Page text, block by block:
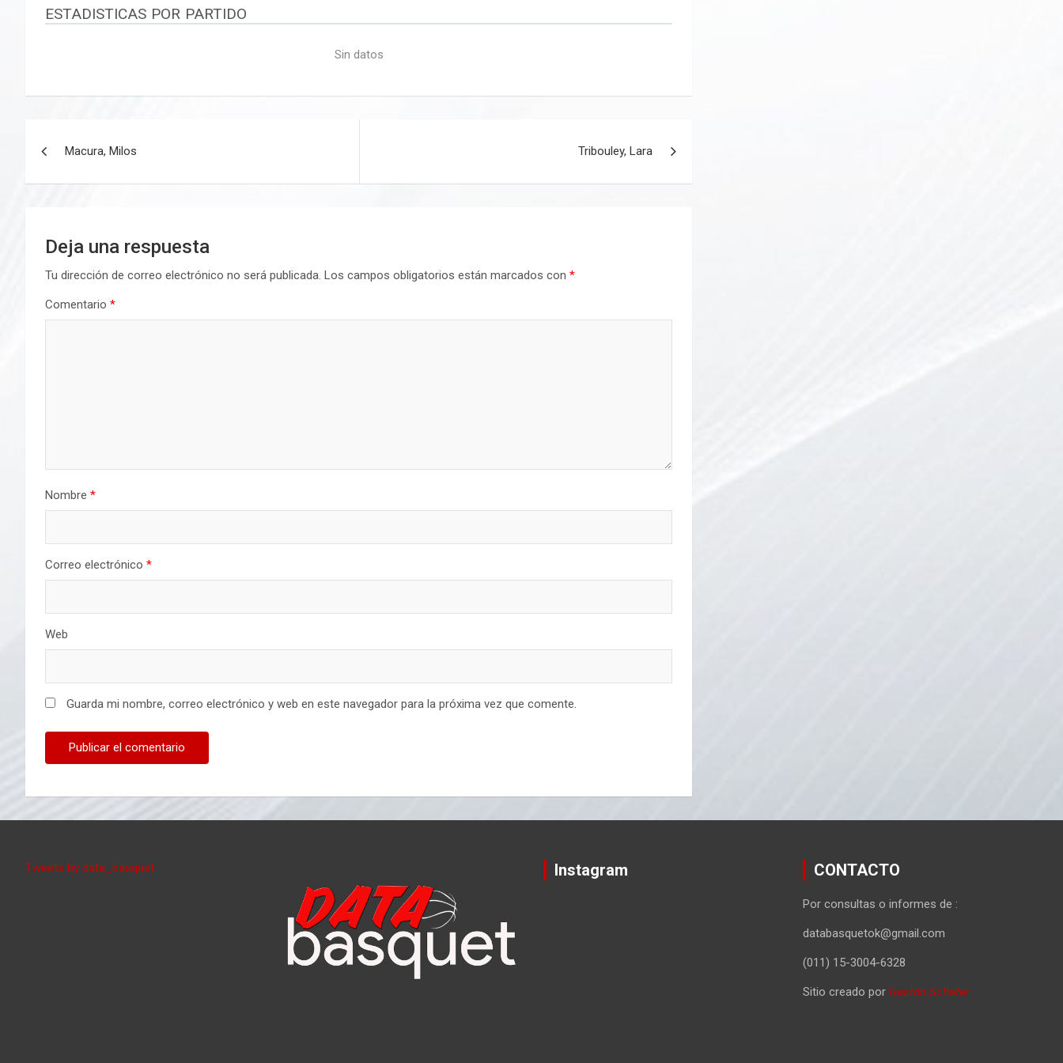
ESTADISTICAS POR PARTIDO
Sin datos
Macura, Milos Tribouley, Lara
Deja una respuesta
Tu dirección de correo electrónico no será publicada. Los campos obligatorios están marcados con *
Comentario *
Nombre *
Correo electrónico *
Web
Guarda mi nombre, correo electrónico y web en este navegador para la próxima vez que comente.
Tweets by data_basquet Instagram CONTACTO
Por consultas o informes de :
databasquetok@gmail.com
(011) 15-3004-6328
Sitio creado por Gastón Schafer